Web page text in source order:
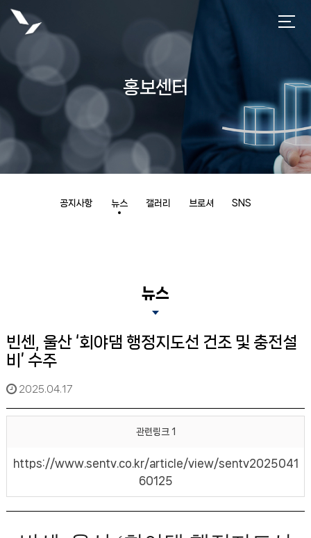
홍보센터
공지사항 뉴스 갤러리 브로셔 SNS
뉴스
빈센, 울산 ‘회야댐 행정지도선 건조 및 충전설
비’ 수주
2025.04.17
관련링크 1
https://www.sentv.co.kr/article/view/sentv2025041
60125